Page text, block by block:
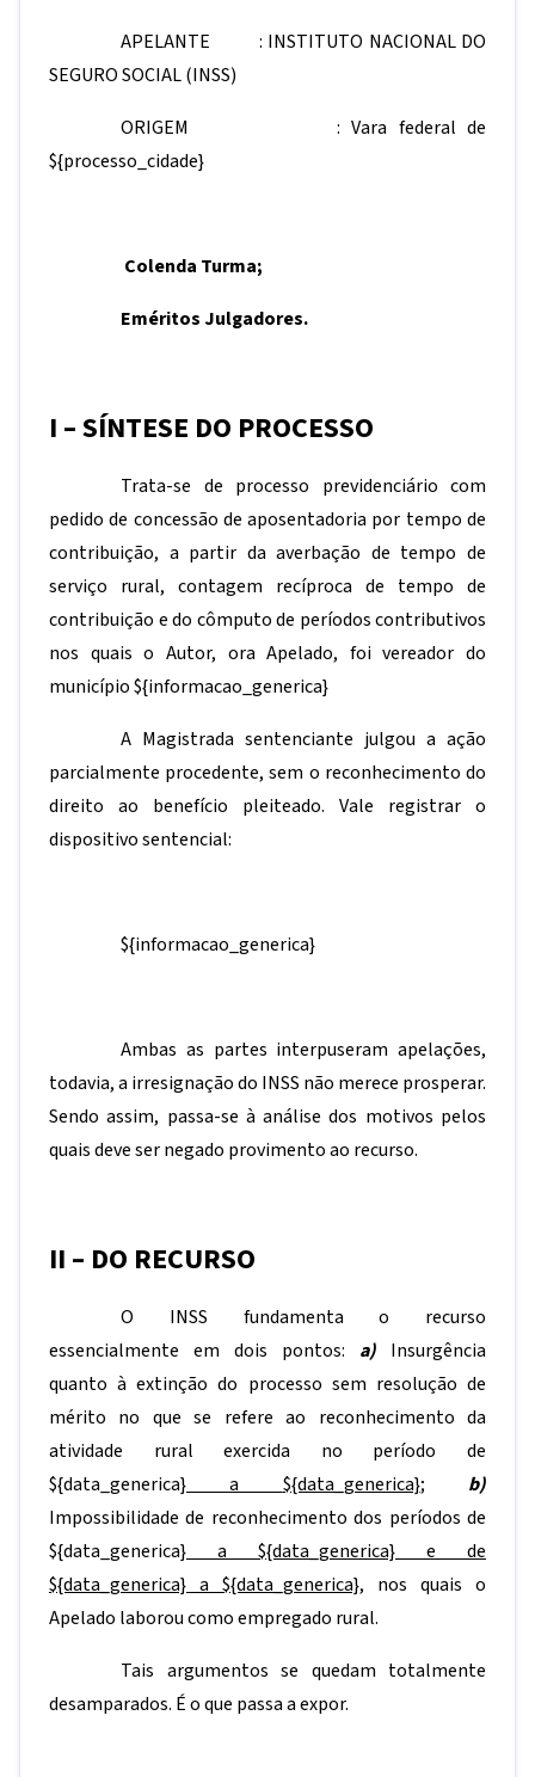
APELANTE : INSTITUTO NACIONAL DO
SEGURO SOCIAL (INSS)
ORIGEM : Vara federal de
${processo_cidade}
Colenda Turma;
Eméritos Julgadores.
I – SÍNTESE DO PROCESSO
Trata-se de processo previdenciário com
pedido de concessão de aposentadoria por tempo de
contribuição, a partir da averbação de tempo de
serviço rural, contagem recíproca de tempo de
contribuição e do cômputo de períodos contributivos
nos quais o Autor, ora Apelado, foi vereador do
município${informacao_generica}
A Magistrada sentenciante julgou a ação
parcialmente procedente, sem o reconhecimento do
direito ao benefício pleiteado. Vale registrar o
dispositivo sentencial:
${informacao_generica}
Ambas as partes interpuseram apelações,
todavia, a irresignação do INSS não merece prosperar.
Sendo assim, passa-se à análise dos motivos pelos
quais deve ser negado provimento ao recurso.
II – DO RECURSO
O INSS fundamenta o recurso
essencialmente em dois pontos: a) Insurgência
quanto à extinção do processo sem resolução de
mérito no que se refere ao reconhecimento da
atividade rural exercida no período de
${data_generica} a ${data_generica}; b)
Impossibilidade de reconhecimento dos períodos de
${data_generica} a ${data_generica} e de
${data_generica} a ${data_generica}, nos quais o
Apelado laborou como empregado rural.
Tais argumentos se quedam totalmente
desamparados. É o que passa a expor.